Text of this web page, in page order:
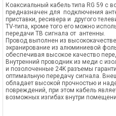
Коаксиальный кабель типа RG 59 с
предназначен для подключения
приставки, ресивера и другого
TV-типа, кроме того его можно
передачи ТВ сигнала от антенны.
Провод выполнен из
экранирование из алюминиевой
обеспечивая высокое качество
Внутренний проводник из меди с
и позолоченные 24K разъемы
оптимальную передачу сигнала.
обладает высокой прочностью и
повреждений, при этом кабель
возможных изгибах внутри